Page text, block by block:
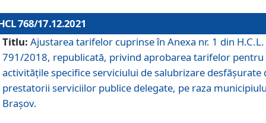
768/17.12.2021
Titlu: Ajustarea tarifelor cuprinse în Anexa nr. 1 din H.C.L.
791/2018, republicată, privind aprobarea tarifelor pentru
activităţile specifice serviciului de salubrizare desfăşurate
prestatorii serviciilor publice delegate, pe raza
Braşov.